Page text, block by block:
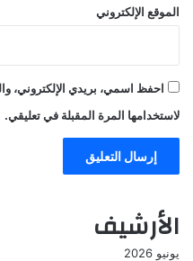
الموقع الإلكتروني
احفظ اسمي، بريدي الإلكتروني،
لاستخدامها المرة المقبلة في تعليقي.
الأرشيف
يونيو 2026